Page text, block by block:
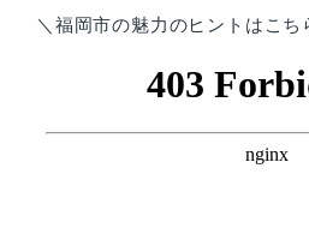
＼福岡市の魅力のヒントはこち